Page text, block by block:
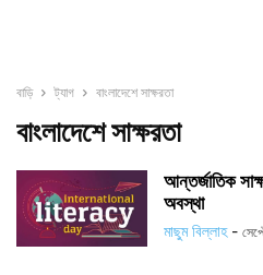
বাড়ি ট্যাগ বাংলাদেশে সাক্ষরতা
বাংলাদেশে সাক্ষরতা
আন্তর্জাতিক
অবস্থা
মাছুম বিল্লাহ -